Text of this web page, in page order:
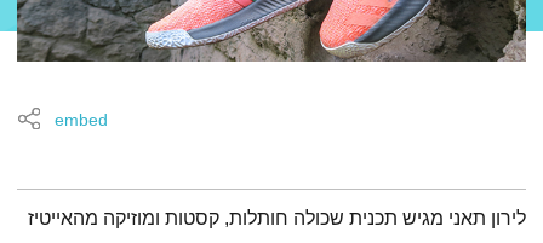
embed
תמצית הפודקאסט
לירון תאני מגיש תכנית שכולה חותלות, קסטות ומוזיקה מהאייטיז